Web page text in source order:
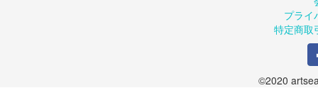
プライ
特定商取
©2020